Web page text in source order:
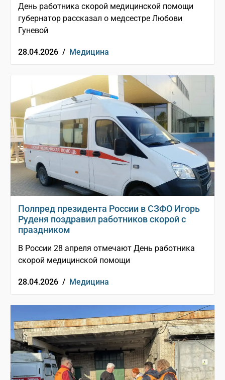
День работника скорой медицинской помощи
губернатор рассказал о медсестре Любови
Гуневой
28.04.2026 / Медицина
Полпред президента России в СЗФО Игорь
Руденя поздравил работников скорой с
праздником
В России 28 апреля отмечают День работника
скорой медицинской помощи
28.04.2026 / Медицина